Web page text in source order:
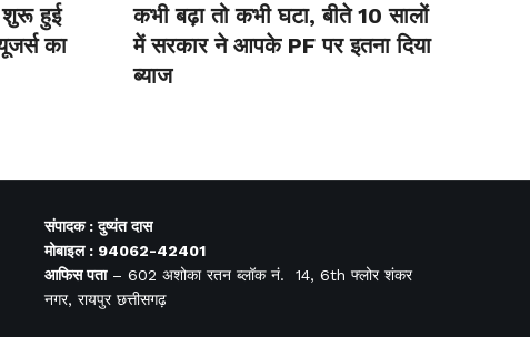
हुई
का
कभी बढ़ा तो कभी घटा, बीते 10 सालों
में सरकार ने आपके PF पर इतना दिया
ब्याज
संपादक : दुष्यंत दास
मोबाइल : 94062-42401
आफिसपता– 602 अशोका रतन ब्लॉक नं. 14, 6th फ्लोर शंकर
नगर, रायपुर छत्तीसगढ़